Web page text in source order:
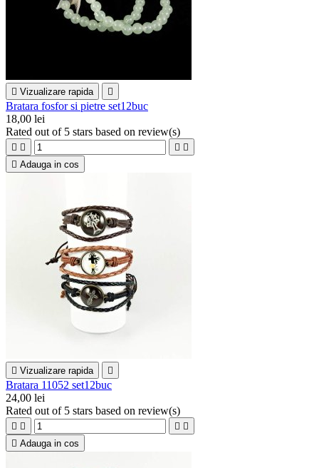
 Vizualizare rapida 
Bratara fosfor si pietre set12buc
18,00 lei
Rated out of 5 stars based on review(s)
   
 Adauga in cos
 Vizualizare rapida 
Bratara 11052 set12buc
24,00 lei
Rated out of 5 stars based on review(s)
   
 Adauga in cos